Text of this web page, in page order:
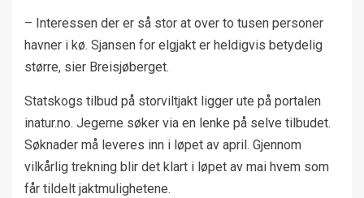
– Interessen der er så stor at over to tusen personer
havner i kø. Sjansen for elgjakt er heldigvis betydelig
større, sier Breisjøberget.
Statskogs tilbud på storviltjakt ligger ute på portalen
inatur.no. Jegerne søker via en lenke på selve tilbudet.
Søknader må leveres inn i løpet av april. Gjennom
vilkårlig trekning blir det klart i løpet av mai hvem som
får tildelt jaktmulighetene.